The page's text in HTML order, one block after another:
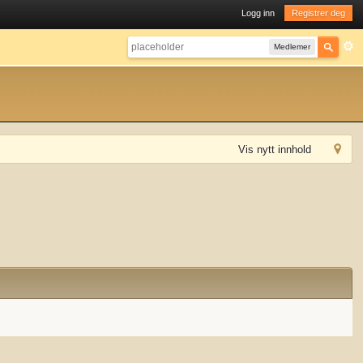
Logg inn Registrer deg
Medlemer
Vis nytt innhold